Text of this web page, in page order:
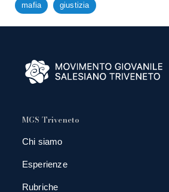
mafia giustizia
MGS Triveneto
Chi siamo
Esperienze
Rubriche